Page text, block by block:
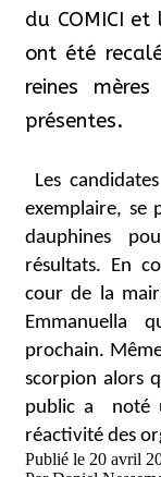
du COMICI
ont été
reines
présentes.
Les
exemplaire, se
dauphines
résultats. En
cour de la
Emmanuella
prochain.
scorpion alors
public a
noté
réactivité des
Publié le 20 avril